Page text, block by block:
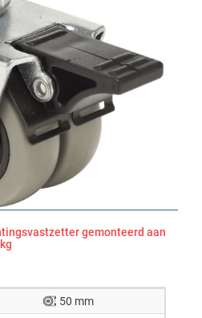
gemonteerd aan
50 mm